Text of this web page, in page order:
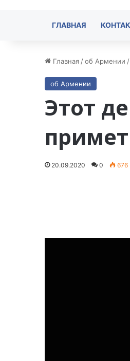
ГЛАВНАЯ
Главная /об Армении /
об Армении
Этот
20.09.2020 0 676